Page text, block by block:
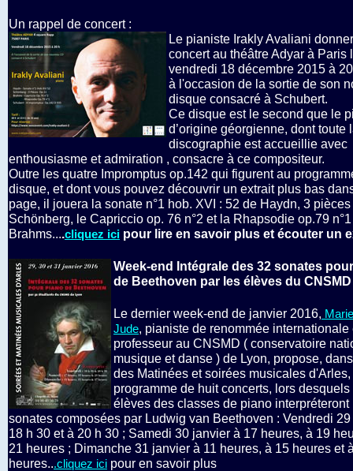
Un rappel de concert :
Le pianiste Irakly Avaliani
concert au théâtre Adyar à Paris
vendredi 18 décembre 2015 à
à l'occasion de la sortie de son
disque consacré à Schubert.
Ce disque est le second que le
d’origine géorgienne, dont toute
discographie est accueillie avec
enthousiasme et admiration , consacre à ce compositeur.
Outre les quatre Impromptus op.142 qui figurent au
disque, et dont vous pouvez découvrir un extrait plus bas
page, il jouera la sonate n°1 hob. XVI : 52 de Haydn, 3
Schönberg, le Capriccio op. 76 n°2 et la Rhapsodie op.79
Brahms....cliquez ici pour lire en savoir plus et écouter un
Week-end Intégrale des 32 sonates
de Beethoven par les élèves du
Le dernier week-end de janvier 2016,
Jude, pianiste de renommée internationale
professeur au CNSMD ( conservatoire
musique et danse ) de Lyon, propose,
des Matinées et soirées musicales d'Arles,
programme de huit concerts, lors desquels
élèves des classes de piano interpréteront
sonates composées par Ludwig van Beethoven : Vendredi
18 h 30 et à 20 h 30 ; Samedi 30 janvier à 17 heures, à 19
21 heures ; Dimanche 31 janvier à 11 heures, à 15 heures et
heures...cliquez ici pour en savoir plus